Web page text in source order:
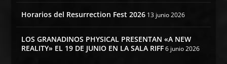
Horarios del Resurrection Fest 2026 13 junio 2026
LOS GRANADINOS PHYSICAL PRESENTAN «A NEW
REALITY» EL 19 DE JUNIO EN LA SALA RIFF 6 junio 2026